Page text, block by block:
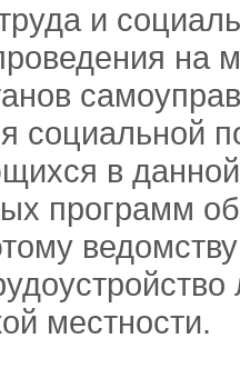
и
на
социальной
в
программ
мест­ности.